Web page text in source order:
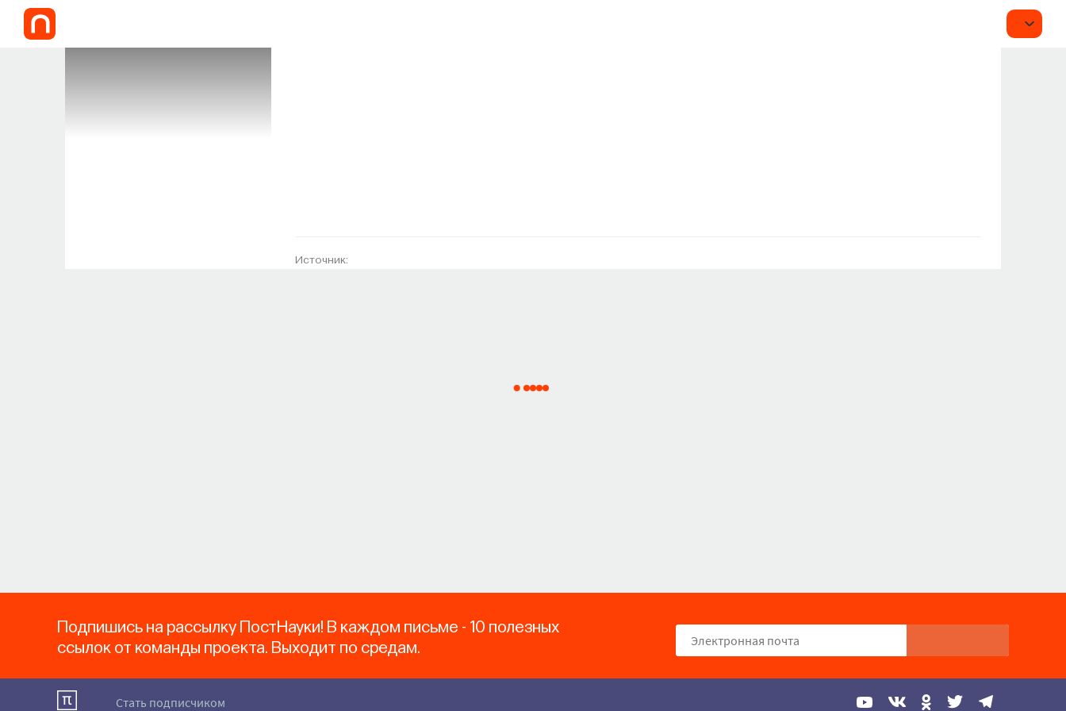
Источник:
Подпишись на рассылку ПостНауки! В каждом письме - 10 полезных
ссылок от команды проекта. Выходит по средам.
Стать подписчиком